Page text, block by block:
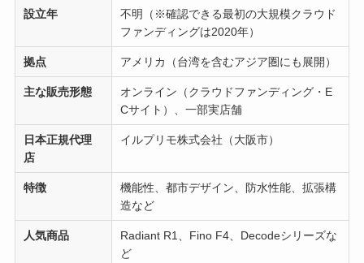
設立年
不明（※確認できる最初の大規模クラウド
ファンディングは2020年）
拠点 アメリカ（台湾を含むアジア圏にも展開）
主な販売形態
オンライン（クラウドファンディング・E
Cサイト）、一部実店舗
日本正規代理
店
イルプリモ株式会社（大阪市）
特徴
機能性、都市デザイン、防水性能、拡張構
造など
人気商品
Radiant R1、Fino F4、Decodeシリーズな
ど